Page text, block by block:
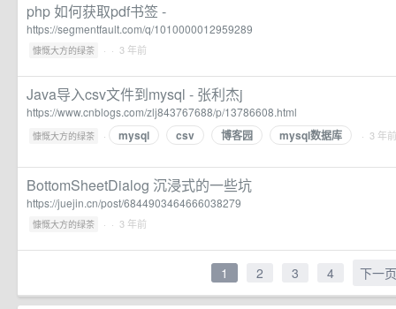
php 如何获取pdf书签 -
https://segmentfault.com/q/1010000012959289
慷慨大方的绿茶 · · 3 年前
Java导入csv文件到mysql - 张利杰j
https://www.cnblogs.com/zlj843767688/p/13786608.html
慷慨大方的绿茶 · mysql csv 博客园 mysql数据库 · 3 年前
BottomSheetDialog 沉浸式的一些坑
https://juejin.cn/post/6844903464666038279
慷慨大方的绿茶 · · 3 年前
1 2 3 4 下一页